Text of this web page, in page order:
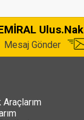
Mesaj Gönder
Araçlarım